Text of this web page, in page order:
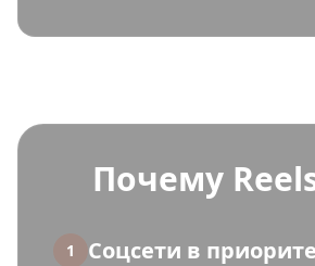
Почему
1 Соцсети в